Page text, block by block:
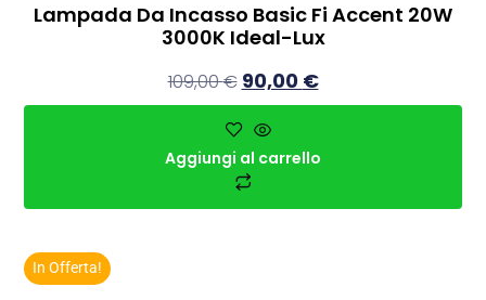
Lampada Da Incasso Basic Fi Accent 20W
3000K Ideal-Lux
109,00€ 90,00 €
Aggiungi al carrello
In Offerta!